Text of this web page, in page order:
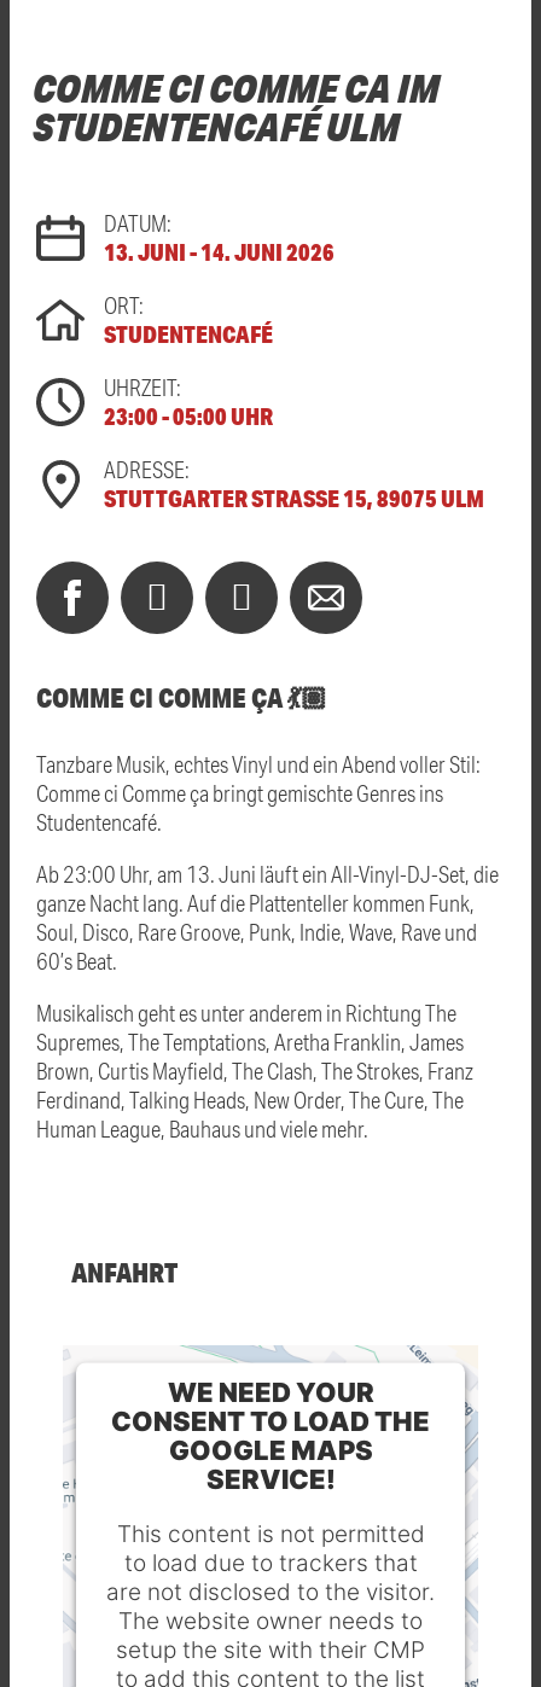
COMME CI COMME CA IM
STUDENTENCAFÉ ULM
DATUM:
13. JUNI - 14. JUNI 2026
ORT:
STUDENTENCAFÉ
UHRZEIT:
23:00 - 05:00 UHR
ADRESSE:
STUTTGARTER STRASSE 15, 89075 ULM
COMME CI COMME ÇA 💃🏽
Tanzbare Musik, echtes Vinyl und ein Abend voller Stil:
Comme ci Comme ça bringt gemischte Genres ins
Studentencafé.
Ab 23:00 Uhr, am 13. Juni läuft ein All-Vinyl-DJ-Set, die
ganze Nacht lang. Auf die Plattenteller kommen Funk,
Soul, Disco, Rare Groove, Punk, Indie, Wave, Rave und
60’s Beat.
Musikalisch geht es unter anderem in Richtung The
Supremes, The Temptations, Aretha Franklin, James
Brown, Curtis Mayfield, The Clash, The Strokes, Franz
Ferdinand, Talking Heads, New Order, The Cure, The
Human League, Bauhaus und viele mehr.
ANFAHRT
WE NEED YOUR
CONSENT TO LOAD THE
GOOGLE MAPS
SERVICE!
This content is not permitted
to load due to trackers that
are not disclosed to the visitor.
The website owner needs to
setup the site with their CMP
to add this content to the list